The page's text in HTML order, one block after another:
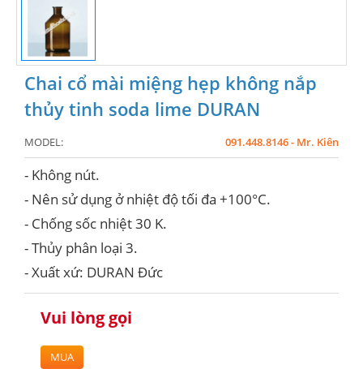
Chai cổ mài miệng hẹp không nắp
thủy tinh soda lime DURAN
MODEL: 091.448.8146 - Mr. Kiên
- Không nút.
- Nên sử dụng ở nhiệt độ tối đa +100°C.
- Chống sốc nhiệt 30 K.
- Thủy phân loại 3.
- Xuất xứ: DURAN Đức
Vui lòng gọi
MUA